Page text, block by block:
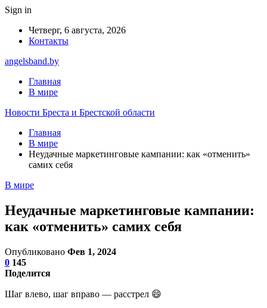
Sign in
Четверг, 6 августа, 2026
Контакты
angelsband.by
Главная
В мире
Новости Бреста и Брестской области
Главная
В мире
Неудачные маркетинговые кампании: как «отменить»
самих себя
В мире
Неудачные маркетинговые кампании:
как «отменить» самих себя
Опубликовано Фев 1, 2024
0 145
Поделится
Шаг влево, шаг вправо — расстрел 😄